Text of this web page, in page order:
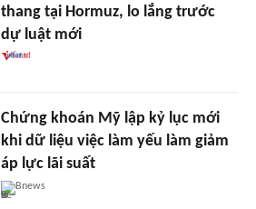
thang tại Hormuz, lo lắng trước
dự luật mới
Chứng khoán Mỹ lập kỷ lục mới
khi dữ liệu việc làm yếu làm giảm
áp lực lãi suất
Bnews